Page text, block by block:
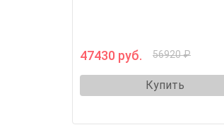
47430 руб. 56920 ₽
Купить